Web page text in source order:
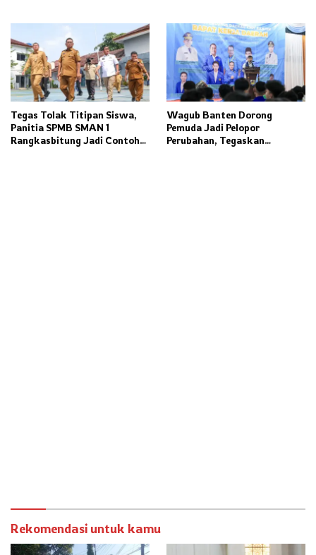
Tegas Tolak Titipan Siswa,
Panitia SPMB SMAN 1
Rangkasbitung Jadi Contoh
Wagub Banten Dorong
Pemuda Jadi Pelopor
Perubahan, Tegaskan
Rekomendasi untuk kamu